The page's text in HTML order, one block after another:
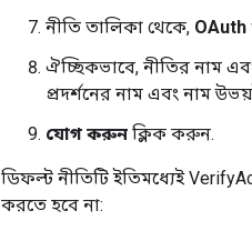
নীতি তালিকা থেকে, OAuth
ঐচ্ছিকভাবে, নীতির নাম
প্রদর্শনের নাম এবং নাম
যোগ করুন ক্লিক করুন.
ডিফল্ট নীতিটি ইতিমধ্যেই
করতে হবে না: